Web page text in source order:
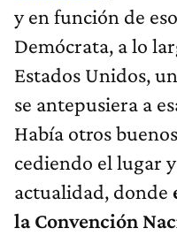
y en función de
Demócrata, a lo
Estados Unidos,
se antepusiera a
Había otros
cediendo el lugar
actualidad, donde
la Convención